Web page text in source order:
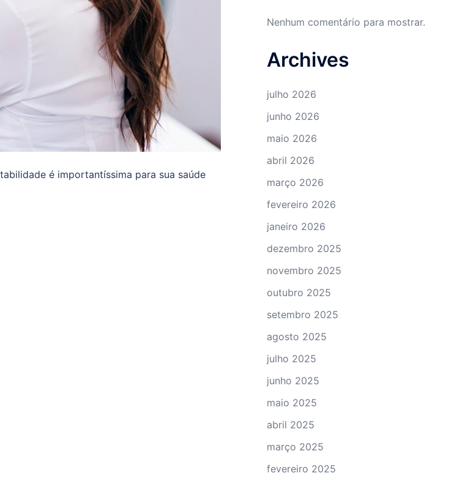
é importantíssima para sua saúde
Nenhum comentário para mostrar.
Archives
julho 2026
junho 2026
maio 2026
abril 2026
março 2026
fevereiro 2026
janeiro 2026
dezembro 2025
novembro 2025
outubro 2025
setembro 2025
agosto 2025
julho 2025
junho 2025
maio 2025
abril 2025
março 2025
fevereiro 2025